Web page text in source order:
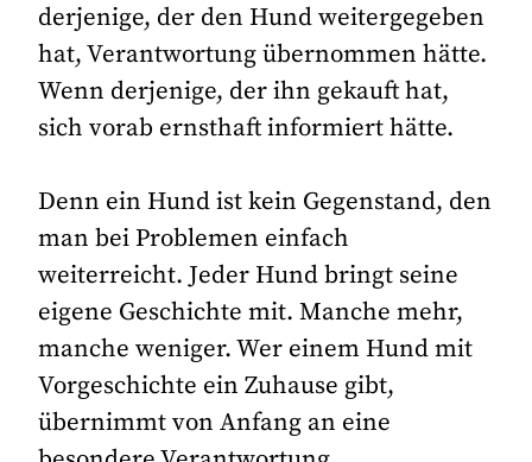
derjenige, der den Hund weitergegeben
hat, Verantwortung übernommen hätte.
Wenn derjenige, der ihn gekauft hat,
sich vorab ernsthaft informiert hätte.
Denn ein Hund ist kein Gegenstand, den
man bei Problemen einfach
weiterreicht. Jeder Hund bringt seine
eigene Geschichte mit. Manche mehr,
manche weniger. Wer einem Hund mit
Vorgeschichte ein Zuhause gibt,
übernimmt von Anfang an eine